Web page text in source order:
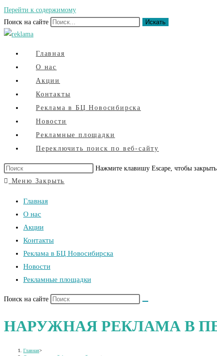
Перейти к содержимому
Поиск на сайте
Искать
Главная
О нас
Акции
Контакты
Реклама в БЦ Новосибирска
Новости
Рекламные площадки
Переключить поиск по веб-сайту
Нажмите клавишу Escape, чтобы
Меню Закрыть
Главная
О нас
Акции
Контакты
Реклама в БЦ Новосибирска
Новости
Рекламные площадки
Поиск на сайте
НАРУЖНАЯ РЕКЛАМА В
Главная>